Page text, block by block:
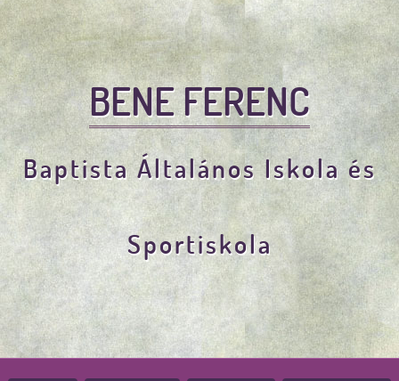
BENE FERENC
Baptista Általános Iskola és
Sportiskola